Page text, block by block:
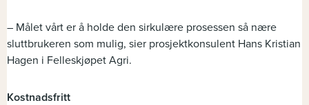
– Målet vårt er å holde den sirkulære prosessen så nære
sluttbrukeren som mulig, sier prosjektkonsulent Hans Kristian
Hagen i Felleskjøpet Agri.
Kostnadsfritt